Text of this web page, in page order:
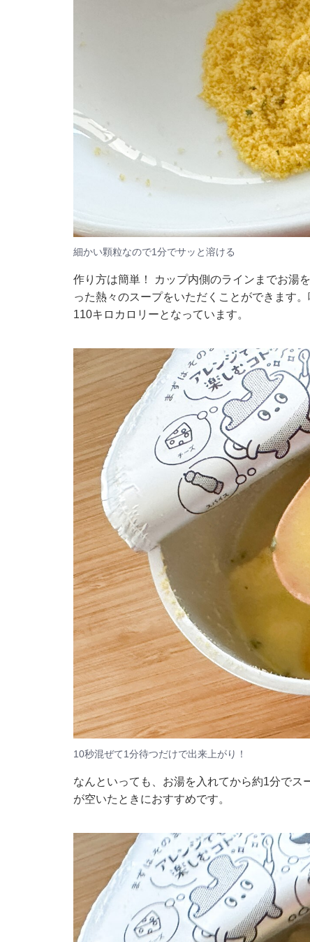
細かい顆粒なので1分でサッと溶ける
作り方は簡単！ カップ内側のラインまでお湯
った熱々のスープをいただくことができます
110キロカロリーとなっています。
10秒混ぜて1分待つだけで出来上がり！
なんといっても、お湯を入れてから約1分で
が空いたときにおすすめです。